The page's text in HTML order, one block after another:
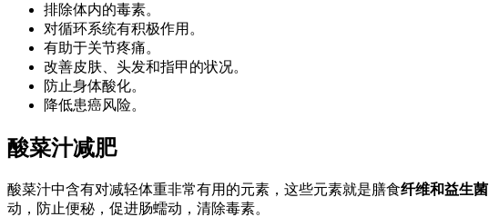
排除体内的毒素。
对循环系统有积极作用。
有助于关节疼痛。
改善皮肤、头发和指甲的状况。
防止身体酸化。
降低患癌风险。
酸菜汁减肥
酸菜汁中含有对减轻体重非常有用的元素，这些元素就是膳食纤维和益生菌
动，防止便秘，促进肠蠕动，清除毒素。